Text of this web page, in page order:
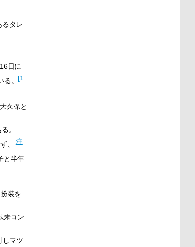
るタレ
日に
。 [1
久保と
。
、 [注
と半年
装を
来コン
しマツ